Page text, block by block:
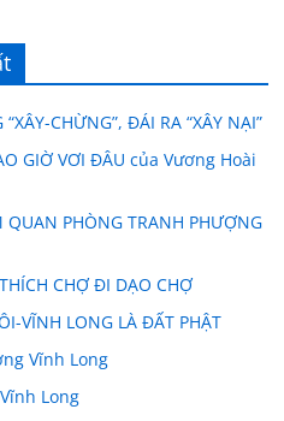
CHỪNG”, ĐÁI RA “XÂY NẠI”
GIỜ VƠI ĐÂU của Vương Hoài
QUAN PHÒNG TRANH PHƯỢNG
CHỢ ĐI DẠO CHỢ
VĨNH LONG LÀ ĐẤT PHẬT
Vĩnh Long
Long